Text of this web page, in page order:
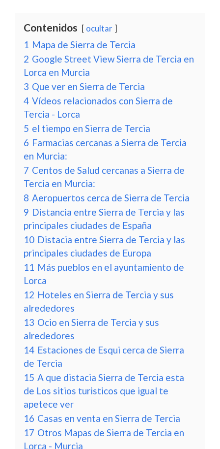
Contenidos ocultar
1 Mapa de Sierra de Tercia
2 Google Street View Sierra de Tercia en
Lorca en Murcia
3 Que ver en Sierra de Tercia
4 Vídeos relacionados con Sierra de
Tercia - Lorca
5 el tiempo en Sierra de Tercia
6 Farmacias cercanas a Sierra de Tercia
en Murcia:
7 Centos de Salud cercanas a Sierra de
Tercia en Murcia:
8 Aeropuertos cerca de Sierra de Tercia
9 Distancia entre Sierra de Tercia y las
principales ciudades de España
10 Distacia entre Sierra de Tercia y las
principales ciudades de Europa
11 Más pueblos en el ayuntamiento de
Lorca
12 Hoteles en Sierra de Tercia y sus
alrededores
13 Ocio en Sierra de Tercia y sus
alrededores
14 Estaciones de Esqui cerca de Sierra
de Tercia
15 A que distacia Sierra de Tercia esta
de Los sitios turisticos que igual te
apetece ver
16 Casas en venta en Sierra de Tercia
17 Otros Mapas de Sierra de Tercia en
Lorca - Murcia